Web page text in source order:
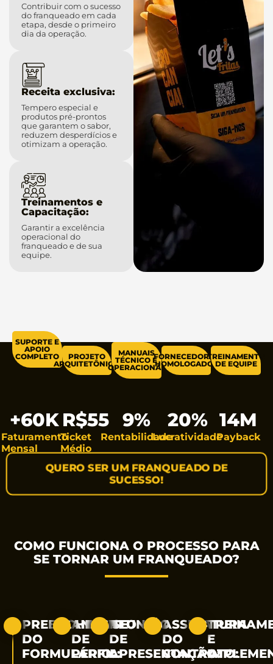
Contribuir com o sucesso
do franqueado em cada
etapa, desde o primeiro
dia da operação.
Receita exclusiva:
Tempero especial e
produtos pré-prontos
que garantem o sabor,
reduzem desperdícios e
otimizam a operação.
Treinamentos e
Capacitação:
Garantir a excelência
operacional do
franqueado e de sua
equipe.
SUPORTE E
APOIO
COMPLETO
PROJETO
ARQUITETÔNICO
MANUAIS
TÉCNICO E
OPERACIONAL
FORNECEDORES
HOMOLOGADOS
TREINAMENTO
DE EQUIPE
Faturamento
Mensal
+60K
Ticket
Médio
R$55
Rentabilidade
9%
Lucratividade
20%
Payback
14M
QUERO SER UM FRANQUEADO DE
SUCESSO!
COMO FUNCIONA O PROCESSO PARA
SE TORNAR UM FRANQUEADO?
PREENCHIMENTO
DO
FORMULÁRIO:
ANÁLISE
DE
PERFIL:
REUNIÃO
DE
APRESENTAÇÃO:
ASSINATURA
DO
CONTRATO:
E